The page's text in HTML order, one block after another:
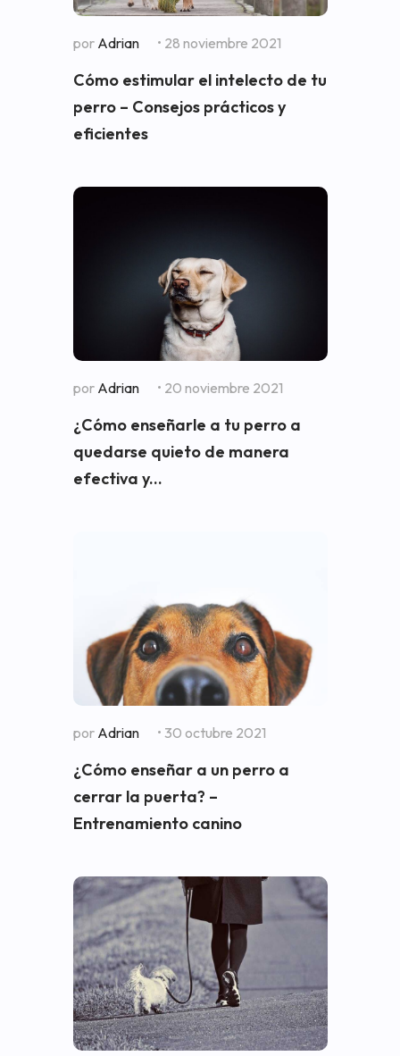
por Adrian • 28 noviembre 2021
Cómo estimular el intelecto de tu
perro – Consejos prácticos y
eficientes
por Adrian • 20 noviembre 2021
¿Cómo enseñarle a tu perro a
quedarse quieto de manera
efectiva y...
por Adrian • 30 octubre 2021
¿Cómo enseñar a un perro a
cerrar la puerta? –
Entrenamiento canino